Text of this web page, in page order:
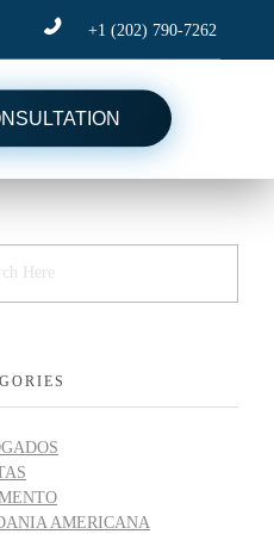
+1 (202) 790-7262
AMERICANA